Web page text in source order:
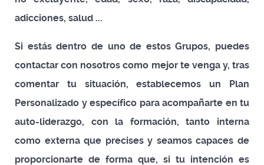
adicciones, salud ...
Si estás dentro de uno de estos Grupos, puedes
contactar con nosotros como mejor te venga y, tras
comentar tu situación, establecemos un Plan
Personalizado y específico para acompañarte en tu
auto-liderazgo, con la formación, tanto interna
como externa que precises y seamos capaces de
proporcionarte de forma que, si tu intención es